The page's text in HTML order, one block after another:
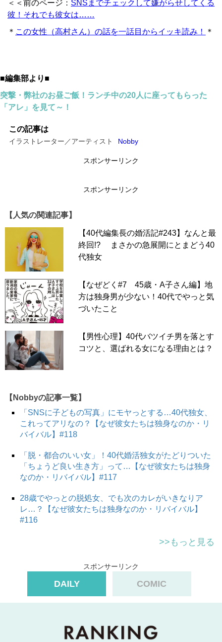
＜＜前のページ： SNSまでチェックして嫌がらせしてくる
彼！それでも彼女は……
＊ この女性（高村さん）の話を一話目からイッキ読み！ ＊
■編集部より■
突撃・弊社のお昼ご飯！ランチ中の20人に座ってもらった
「アレ」を見て～！
この記事は
イラストレーター／アーティスト Nobby
スポンサーリンク
スポンサーリンク
【人気の関連記事】
【40代編集長の婚活記#243】なんと最
終回!? まさかの急展開にとまどう40
代独女
【なぜどく#7 45歳・A子さん編】地
方は独身男が少ない！40代でやっと気
づいたこと
【男性心理】40代バツイチ男を落とす
コツと、選ばれる女になる理由とは？
【Nobbyの記事一覧】
「SNSに子どもの写真」にモヤっとする…40代独女、
これってアリなの？【なぜ彼女たちは独身なのか・リ
バイバル】#118
「脱・都合のいい女」！40代婚活独女がたどりついた
「ちょうど良い生き方」って…【なぜ彼女たちは独身
なのか・リバイバル】#117
28歳でやっとの脱処女、でも次のカレがいきなりア
レ…？【なぜ彼女たちは独身なのか・リバイバル】
#116
>>もっと見る
スポンサーリンク
DAILY COMIC